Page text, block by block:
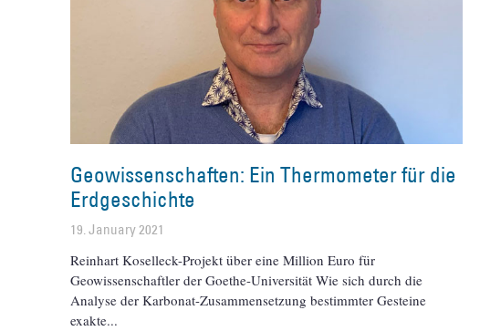
Geowissenschaften: Ein Thermometer für die
Erdgeschichte
19. January 2021
Reinhart Koselleck-Projekt über eine Million Euro für
Geowissenschaftler der Goethe-Universität Wie sich durch die
Analyse der Karbonat-Zusammensetzung bestimmter Gesteine
exakte